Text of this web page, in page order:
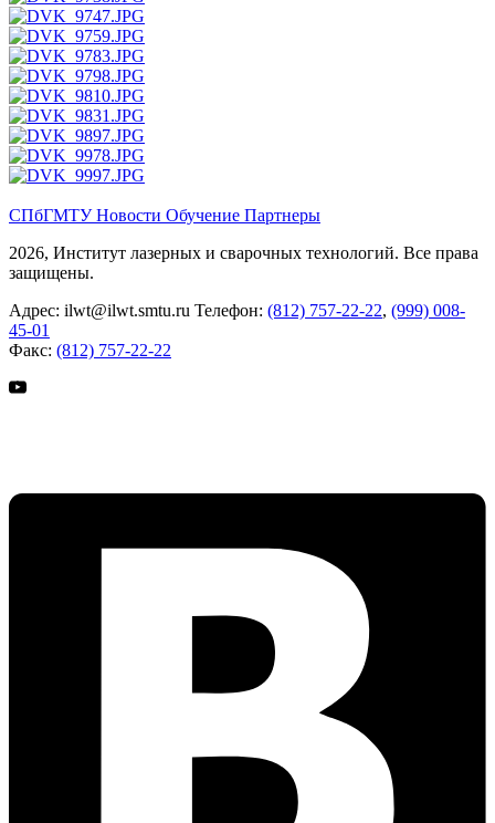
СПбГМТУНовости Обучение Партнеры
2026, Институт лазерных и сварочных технологий. Все права
защищены.
Адрес: ilwt@ilwt.smtu.ru Телефон: (812) 757-22-22, (999) 008-
45-01
Факс: (812) 757-22-22